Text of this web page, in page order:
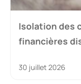
Isolation des
financières
30 juillet 2026